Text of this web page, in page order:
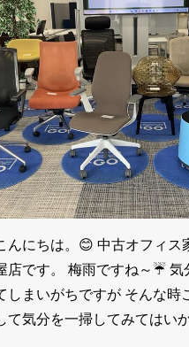
んにちは。😊 中古オフィス
店です。 梅雨ですね～☔ 気
しまいがちですが そんな時
て気分を一掃してみてはい